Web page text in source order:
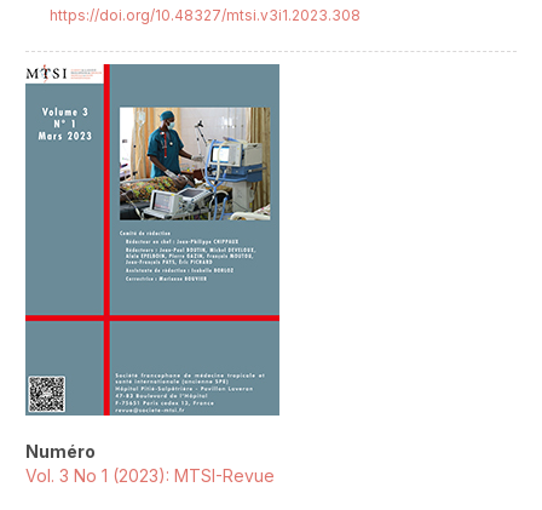
https://doi.org/10.48327/mtsi.v3i1.2023.308
Numéro
Vol. 3 No 1 (2023): MTSI-Revue